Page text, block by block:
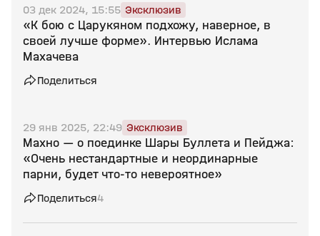
03 дек 2024, 15:55 Эксклюзив
«К бою с Царукяном подхожу, наверное, в
своей лучше форме». Интервью Ислама
Махачева
Поделиться
29 янв 2025, 22:49 Эксклюзив
Махно — о поединке Шары Буллета и Пейджа:
«Очень нестандартные и неординарные
парни, будет что‑то невероятное»
Поделиться4